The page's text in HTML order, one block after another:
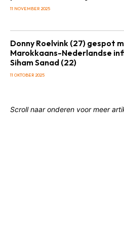
11 NOVEMBER 2025
Donny Roelvink (27) gespot
Marokkaans-Nederlandse
Siham Sanad (22)
11 OKTOBER 2025
Scroll naar onderen voor meer